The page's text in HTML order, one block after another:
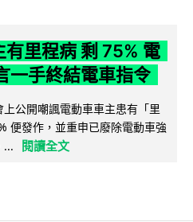
里程病 剩 75% 電
一手終結電車指令
公開嘲諷電動車車主患有「里
便發作，並重申已廢除電動車強
...
閱讀全文